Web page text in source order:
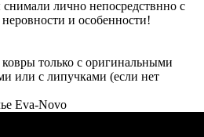
лично непосредствнно с
и особенности!
только с оригинальными
или с липучками (если нет
Eva-Novo